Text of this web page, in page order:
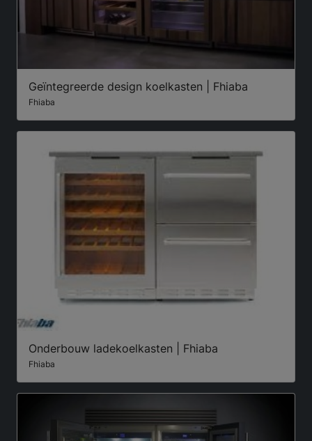
Geïntegreerde design koelkasten | Fhiaba
Fhiaba
Onderbouw ladekoelkasten | Fhiaba
Fhiaba